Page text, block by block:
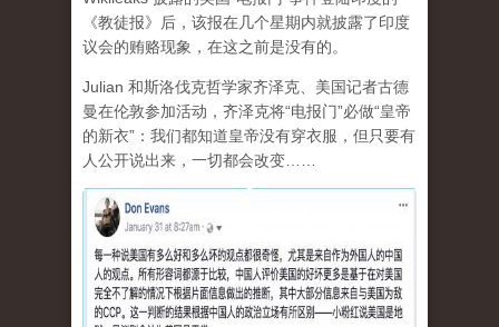
《教徒报》后，该报在几个星期内就披露了印度
议会的贿赂现象，在这之前是没有的。
Julian 和斯洛伐克哲学家齐泽克、美国记者古德
曼在伦敦参加活动，齐泽克将“电报门”必做“皇帝
的新衣”：我们都知道皇帝没有穿衣服，但只要有
人公开说出来，一切都会改变……